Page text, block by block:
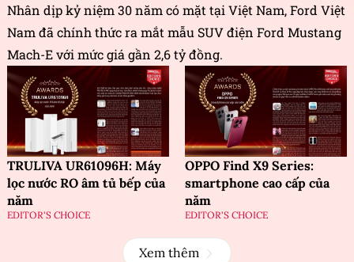
Nhân dịp kỷ niệm 30 năm có mặt tại Việt Nam, Ford Việt
Nam đã chính thức ra mắt mẫu SUV điện Ford Mustang
Mach-E với mức giá gần 2,6 tỷ đồng.
TRULIVA UR61096H: Máy
lọc nước RO âm tủ bếp của
năm
EDITOR'S CHOICE
OPPO Find X9 Series:
smartphone cao cấp của
năm
EDITOR'S CHOICE
Xem thêm